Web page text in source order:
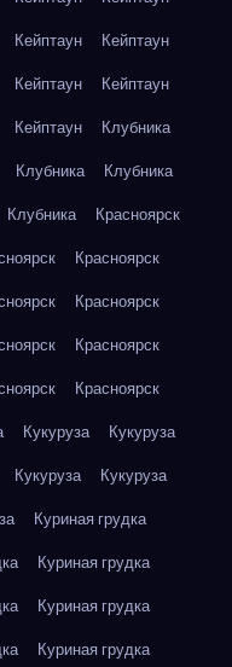
Кейптаун
Кейптаун
Кейптаун
Кейптаун
Кейптаун
Клубника
Клубника
Клубника
Клубника
Красноярск
Красноярск
Красноярск
Красноярск
Красноярск
Кукуруза
Кукуруза
Кукуруза
Кукуруза
Куриная грудка
Куриная грудка
Куриная грудка
Куриная грудка